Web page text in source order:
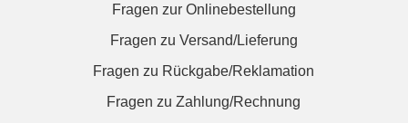
Fragen zur Onlinebestellung
Fragen zu Versand/Lieferung
Fragen zu Rückgabe/Reklamation
Fragen zu Zahlung/Rechnung